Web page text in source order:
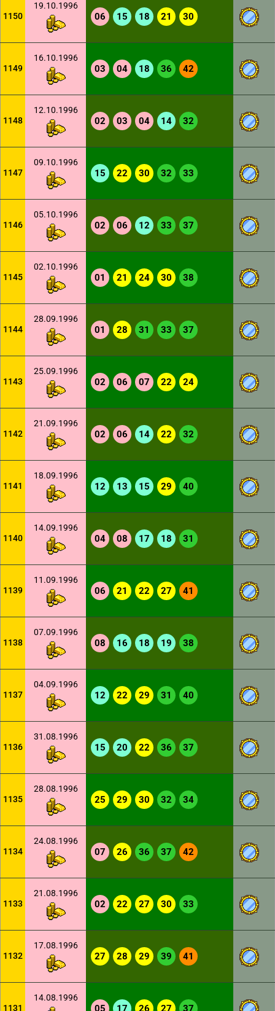
1150
19.10.1996
06 15 18 21 30
1149
16.10.1996
03 04 18 36 42
1148
12.10.1996
02 03 04 14 32
1147
09.10.1996
15 22 30 32 33
1146
05.10.1996
02 06 12 33 37
1145
02.10.1996
01 21 24 30 38
1144
28.09.1996
01 28 31 33 37
1143
25.09.1996
02 06 07 22 24
1142
21.09.1996
02 06 14 22 32
1141
18.09.1996
12 13 15 29 40
1140
14.09.1996
04 08 17 18 31
1139
11.09.1996
06 21 22 27 41
1138
07.09.1996
08 16 18 19 38
1137
04.09.1996
12 22 29 31 40
1136
31.08.1996
15 20 22 36 37
1135
28.08.1996
25 29 30 32 34
1134
24.08.1996
07 26 36 37 42
1133
21.08.1996
02 22 27 30 33
1132
17.08.1996
27 28 29 39 41
1131
14.08.1996
05 17 26 27 37